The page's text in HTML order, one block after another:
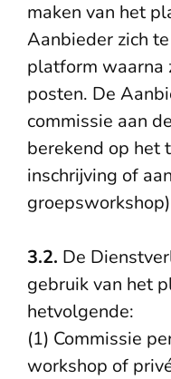
maken van het
Aanbieder zich
platform waarna
posten. De
commissie aan
berekend op het
inschrijving of
3.2. De
gebruik van het
hetvolgende:
(1) Commissie
workshop of